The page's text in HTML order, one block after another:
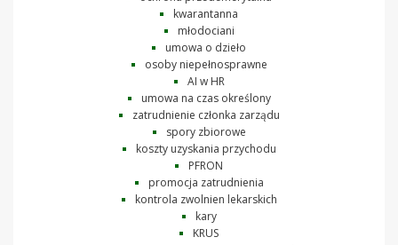
kwarantanna
młodociani
umowa o dzieło
osoby niepełnosprawne
AI w HR
umowa na czas określony
zatrudnienie członka zarządu
spory zbiorowe
koszty uzyskania przychodu
PFRON
promocja zatrudnienia
kontrola zwolnien lekarskich
kary
KRUS